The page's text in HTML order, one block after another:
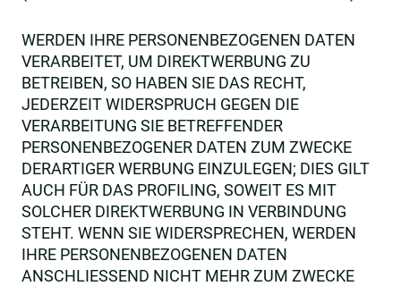
WERDEN IHRE PERSONENBEZOGENEN DATEN
VERARBEITET, UM DIREKTWERBUNG ZU
BETREIBEN, SO HABEN SIE DAS RECHT,
JEDERZEIT WIDERSPRUCH GEGEN DIE
VERARBEITUNG SIE BETREFFENDER
PERSONENBEZOGENER DATEN ZUM ZWECKE
DERARTIGER WERBUNG EINZULEGEN; DIES GILT
AUCH FÜR DAS PROFILING, SOWEIT ES MIT
SOLCHER DIREKTWERBUNG IN VERBINDUNG
STEHT. WENN SIE WIDERSPRECHEN, WERDEN
IHRE PERSONENBEZOGENEN DATEN
ANSCHLIESSEND NICHT MEHR ZUM ZWECKE